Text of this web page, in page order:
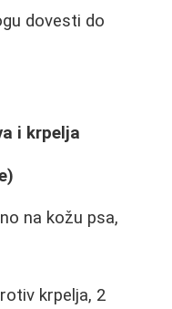
dovesti do
i krpelja
na kožu psa,
krpelja, 2